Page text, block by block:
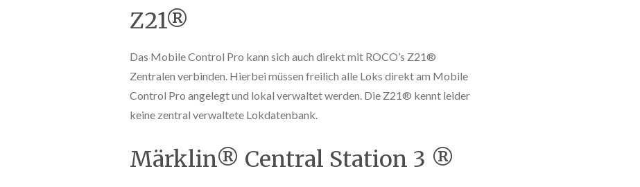
Z21®
Das Mobile Control Pro kann sich auch direkt mit ROCO’s Z21®
Zentralen verbinden. Hierbei müssen freilich alle Loks direkt am Mobile
Control Pro angelegt und lokal verwaltet werden. Die Z21® kennt leider
keine zentral verwaltete Lokdatenbank.
Märklin® Central Station 3 ®